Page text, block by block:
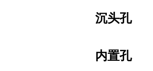
沉头孔
内置孔